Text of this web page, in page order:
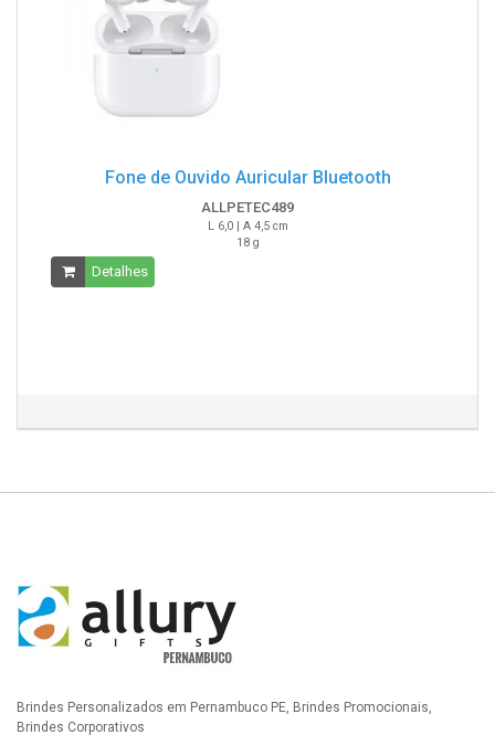
Fone de Ouvido Auricular Bluetooth
ALLPETEC489
L 6,0 | A 4,5 cm
18 g
Detalhes
Brindes Personalizados em Pernambuco PE, Brindes Promocionais,
Brindes Corporativos